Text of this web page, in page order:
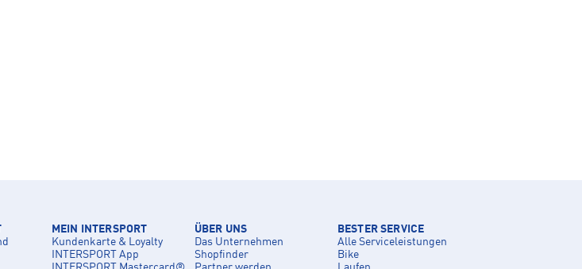
MEIN INTERSPORT
Kundenkarte & Loyalty
INTERSPORT App
ÜBER UNS
Das Unternehmen
Shopfinder
BESTER SERVICE
Alle Serviceleistungen
Bike